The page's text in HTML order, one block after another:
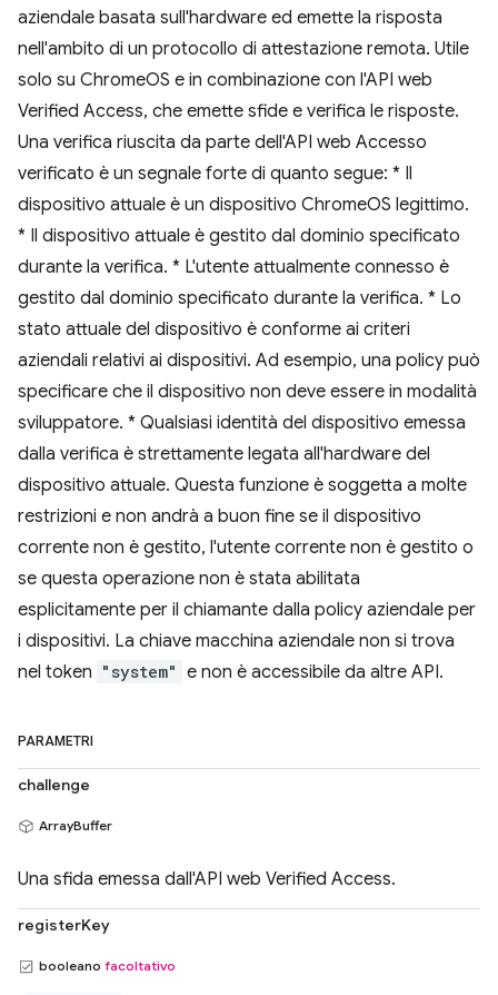
aziendale basata sull'hardware ed emette la risposta
nell'ambito di un protocollo di attestazione remota. Utile
solo su ChromeOS e in combinazione con l'API web
Verified Access, che emette sfide e verifica le risposte.
Una verifica riuscita da parte dell'API web Accesso
verificato è un segnale forte di quanto segue: * Il
dispositivo attuale è un dispositivo ChromeOS legittimo.
* Il dispositivo attuale è gestito dal dominio specificato
durante la verifica. * L'utente attualmente connesso è
gestito dal dominio specificato durante la verifica. * Lo
stato attuale del dispositivo è conforme ai criteri
aziendali relativi ai dispositivi. Ad esempio, una policy può
specificare che il dispositivo non deve essere in modalità
sviluppatore. * Qualsiasi identità del dispositivo emessa
dalla verifica è strettamente legata all'hardware del
dispositivo attuale. Questa funzione è soggetta a molte
restrizioni e non andrà a buon fine se il dispositivo
corrente non è gestito, l'utente corrente non è gestito o
se questa operazione non è stata abilitata
esplicitamente per il chiamante dalla policy aziendale per
i dispositivi. La chiave macchina aziendale non si trova
nel token "system" e non è accessibile da altre API.
PARAMETRI
challenge
ArrayBuffer
Una sfida emessa dall'API web Verified Access.
registerKey
booleano facoltativo